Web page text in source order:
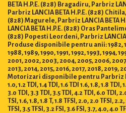
BETA H.P.E. (828) Bragadiru, Parbriz
Parbriz LANCIA BETA H.P.E. (828)
(828) Magurele, Parbriz LANCIA BETA
LANCIA BETA H.P.E. (828) Oras
(828) Popesti Leordeni, Parbriz LANCIA
Produse disponibile pentru anii: 1982,
1988, 1989, 1990, 1991, 1992, 1993, 1994,
2001, 2002, 2003, 2004, 2005, 2006,
2013, 2014, 2015, 2016, 2017, 2018, 2019,
Motorizari disponibile pentru Parbriz
1.0, 1.2 TDI, 1.4 TDI, 1.6 TDI 1.6, 1.8, 1.8 TDI,
3.0 TDI, 3.3 TDI, 3.5 TDI, 4.2 TDI, 6.0 TDI,
TSI, 1.6, 1.8, 1.8 T, 1.8 TFSI, 2.0, 2.0 TFSI,
TFSI, 3.5 TFSI, 3.2 FSI, 3.6 FSI, 3.7, 4.0, 4.0